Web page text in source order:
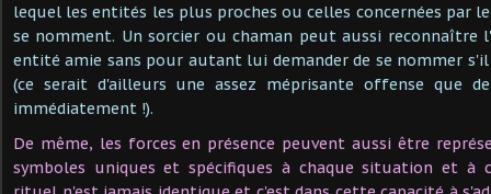
lequel les entités les plus proches ou celles concernées par
se nomment. Un sorcier ou chaman peut aussi reconnaître
entité amie sans pour autant lui demander de se nommer
(ce serait d'ailleurs une assez méprisante offense que
immédiatement !).
De même, les forces en présence peuvent aussi être
symboles uniques et spécifiques à chaque situation et à